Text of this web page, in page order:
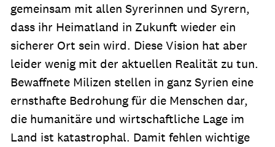
gemeinsam mit allen Syrerinnen und Syrern,
dass ihr Heimatland in Zukunft wieder ein
sicherer Ort sein wird. Diese Vision hat aber
leider wenig mit der aktuellen Realität zu tun.
Bewaffnete Milizen stellen in ganz Syrien eine
ernsthafte Bedrohung für die Menschen dar,
die humanitäre und wirtschaftliche Lage im
Land ist katastrophal. Damit fehlen wichtige